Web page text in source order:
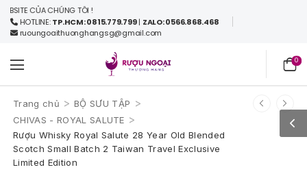
CỦA CHÚNG TÔI !
HOTLINE:TP.HCM: 0815.779.799| ZALO: 0566.868.468
ruoungoaithuonghangsg@gmail.com
0
Trang chủ > BỘ SƯU TẬP >
CHIVAS - ROYAL SALUTE >
Rượu Whisky Royal Salute 28 Year Old Blended
Scotch Small Batch 2 Taiwan Travel Exclusive
Limited Edition